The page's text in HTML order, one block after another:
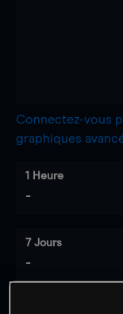
Connectez-vous
graphiques
1 Heure
-
7 Jours
-